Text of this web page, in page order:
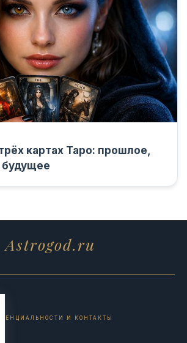
картах Таро: прошлое,
Astrogod.ru
И КОНТАКТЫ